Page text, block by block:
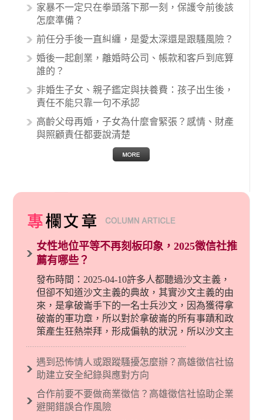
生與病患之間引起的糾紛還是經常發生。很多案
例中最後都走向訴訟流程，我們如果不幸遇到相
的內容其實非常多，有些案例…
家暴不一定只在拳頭落下那一刻，保護令前後該
怎麼準備？
前任分手後一直糾纏，是愛太深還是跟騷風險？
婚後一起創業，離婚時公司、帳款和客戶到底算
誰的？
非婚生子女、親子鑑定與扶養費：孩子出生後，
責任不能只靠一句不承認
高齡父母再婚，子女為什麼會緊張？感情、財產
與照顧責任都要說清楚
女性地位平等不再刻板印象，2025徵信社推
薦有哪些？
發布時間：2025-04-10許多人都聽過沙文主義，
但卻不知道沙文主義的典故，其實沙文主義的由
來，是拿破崙手下的一名士兵沙文，因為獲得拿
破崙的軍功章，所以對於拿破崙的所有事蹟和政
策產生狂熱崇拜，形成偏執的狀況，所以沙文主
義後來就被拿來暗指偏見和歧視，而且有沙文主
義傾向的人，通常對於自己的國家和民族有超強
烈的卓越感，因而瞧不起其他國家的人，所以沙
現了男性沙文…
遇到恐怖情人或跟蹤騷擾怎麼辦？高雄徵信社協
助建立安全紀錄與應對方向
合作前要不要做商業徵信？高雄徵信社協助企業
避開錯誤合作風險